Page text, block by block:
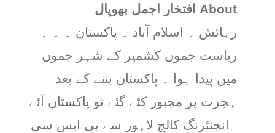
About افتخار اجمل بھوپال
رہائش ۔ اسلام آباد ۔ پاکستان ۔ ۔ ۔
ریاست جموں کشمیر کے شہر جموں
میں پیدا ہوا ۔ پاکستان بننے کے بعد
ہجرت پر مجبور کئے گئے تو پاکستان آئے
۔انجنئرنگ کالج لاہور سے بی ایس سی